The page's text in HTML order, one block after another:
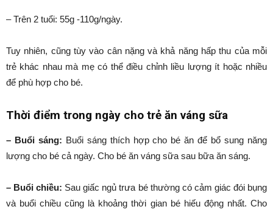
– Trên 2 tuổi: 55g -110g/ngày.
Tuy nhiên, cũng tùy vào cân nặng và khả năng hấp thu của mỗi
trẻ khác nhau mà mẹ có thể điều chỉnh liều lượng ít hoặc nhiều
để phù hợp cho bé.
Thời điểm trong ngày cho trẻ ăn váng sữa
– Buổi sáng: Buổi sáng thích hợp cho bé ăn để bổ sung năng
lượng cho bé cả ngày. Cho bé ăn váng sữa sau bữa ăn sáng.
– Buổi chiều: Sau giấc ngủ trưa bé thường có cảm giác đói bụng
và buổi chiều cũng là khoảng thời gian bé hiếu động nhất. Cho